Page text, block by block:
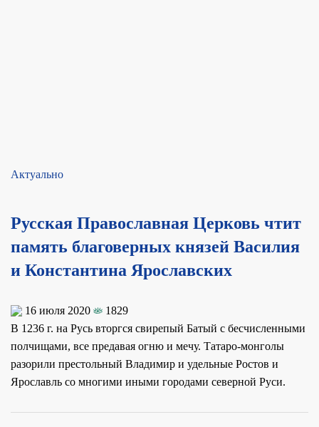
Актуально
Русская Православная Церковь чтит
память благоверных князей Василия
и Константина Ярославских
16 июля 2020
1829
В 1236 г. на Русь вторгся свирепый Батый с бесчисленными
полчищами, все предавая огню и мечу. Татаро-монголы
разорили престольный Владимир и удельные Ростов и
Ярославль со многими иными городами северной Руси.